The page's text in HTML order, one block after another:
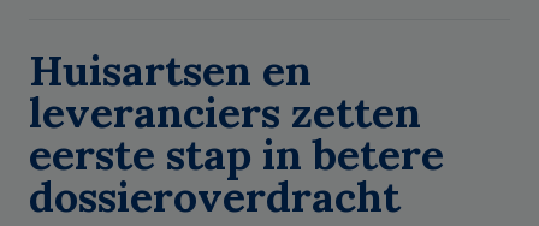
Huisartsen en
leveranciers zetten
eerste stap in betere
dossieroverdracht